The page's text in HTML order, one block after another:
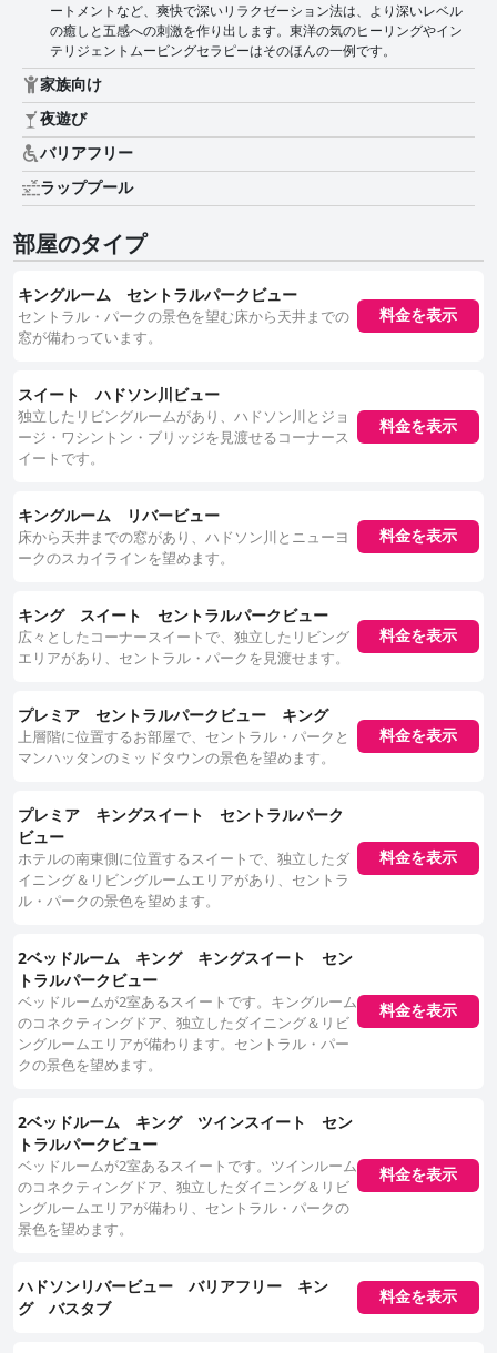
ートメントなど、爽快で深いリラクゼーション法は、より深いレベル
の癒しと五感への刺激を作り出します。東洋の気のヒーリングやイン
テリジェントムービングセラピーはそのほんの一例です。
家族向け
夜遊び
バリアフリー
ラッププール
部屋のタイプ
キングルーム セントラルパークビュー
セントラル・パークの景色を望む床から天井までの
窓が備わっています。
料金を表示
スイート ハドソン川ビュー
独立したリビングルームがあり、ハドソン川とジョ
ージ・ワシントン・ブリッジを見渡せるコーナース
イートです。
料金を表示
キングルーム リバービュー
床から天井までの窓があり、ハドソン川とニューヨ
ークのスカイラインを望めます。
料金を表示
キング スイート セントラルパークビュー
広々としたコーナースイートで、独立したリビング
エリアがあり、セントラル・パークを見渡せます。
料金を表示
プレミア セントラルパークビュー キング
上層階に位置するお部屋で、セントラル・パークと
マンハッタンのミッドタウンの景色を望めます。
料金を表示
プレミア キングスイート セントラルパーク
ビュー
ホテルの南東側に位置するスイートで、独立したダ
イニング＆リビングルームエリアがあり、セントラ
ル・パークの景色を望めます。
料金を表示
2ベッドルーム キング キングスイート セン
トラルパークビュー
ベッドルームが2室あるスイートです。キングルーム
のコネクティングドア、独立したダイニング＆リビ
ングルームエリアが備わります。セントラル・パー
クの景色を望めます。
料金を表示
2ベッドルーム キング ツインスイート セン
トラルパークビュー
ベッドルームが2室あるスイートです。ツインルーム
のコネクティングドア、独立したダイニング＆リビ
ングルームエリアが備わり、セントラル・パークの
景色を望めます。
料金を表示
ハドソンリバービュー バリアフリー キン
グ バスタブ
料金を表示